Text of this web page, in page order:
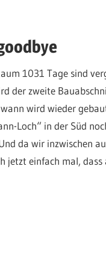
1031 Tage sind
der zweite
wird wieder
Loch“ in der Süd
da wir inzwischen
jetzt einfach mal,